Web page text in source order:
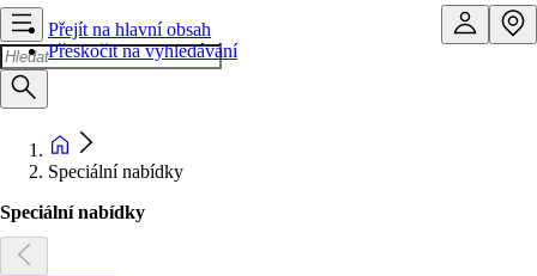
Přejít na hlavní obsah
Přeskočit na vyhledávání
Speciální nabídky
Speciální nabídky